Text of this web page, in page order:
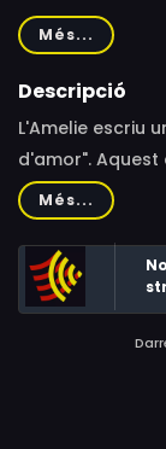
Prucha, Ben
Geraldine Leer,
Charity
Més...
Descripció
L'Amelie escriu
d'amor".
seu xicot, en
punt que té
sobre
petició no va
Aleshores, rep
misteriosa
Més...